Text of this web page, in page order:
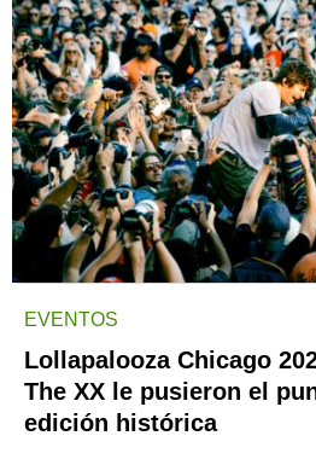
EVENTOS
Lollapalooza Chicago
The XX le pusieron el
edición histórica